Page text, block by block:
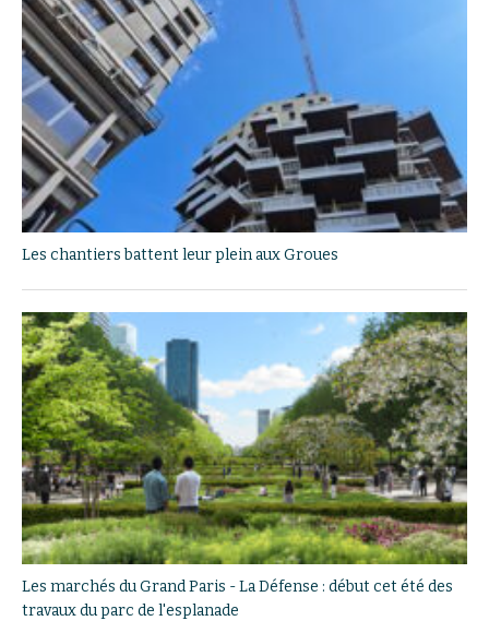
Les chantiers battent leur plein aux Groues
Les marchés du Grand Paris - La Défense : début cet été des
travaux du parc de l'esplanade